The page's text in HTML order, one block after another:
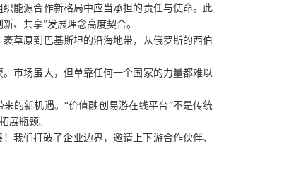
能源合作新格局中应当承担的责任与使命。此
、共享”发展理念高度契合。
草原到巴基斯坦的沿海地带，从俄罗斯的西伯
市场虽大，但单靠任何一个国家的力量都难以
的新机遇。“价值融创易游在线平台”不是传统
展瓶颈。
我们打破了企业边界，邀请上下游合作伙伴、